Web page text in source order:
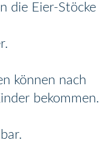
die Eier-Stöcke
können nach
bekommen.